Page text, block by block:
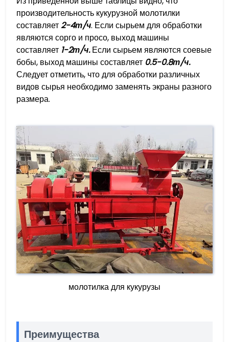
производительность кукурузной молотилки
составляет2-4т/ч. Если сырьем для обработки
являются сорго и просо, выход машины
составляет 1-2т/ч.Если сырьем являются соевые
бобы, выход машины составляет 0.5-0.8т/ч.
Следует отметить, что для обработки различных
видов сырья необходимо заменять экраны разного
размера.
молотилка для кукурузы
Преимущества